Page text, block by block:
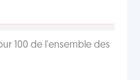
100 de l'ensemble des